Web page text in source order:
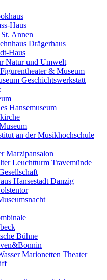
Haus
Annen
Drägerhaus
Haus
Natur und Umwelt
& Museum
Geschichtswerkstatt
Hansemuseum
an der Musikhochschule
Marzipansalon
Leuchtturm Travemünde
Hansestadt Danzig
Bühne
Marionetten Theater